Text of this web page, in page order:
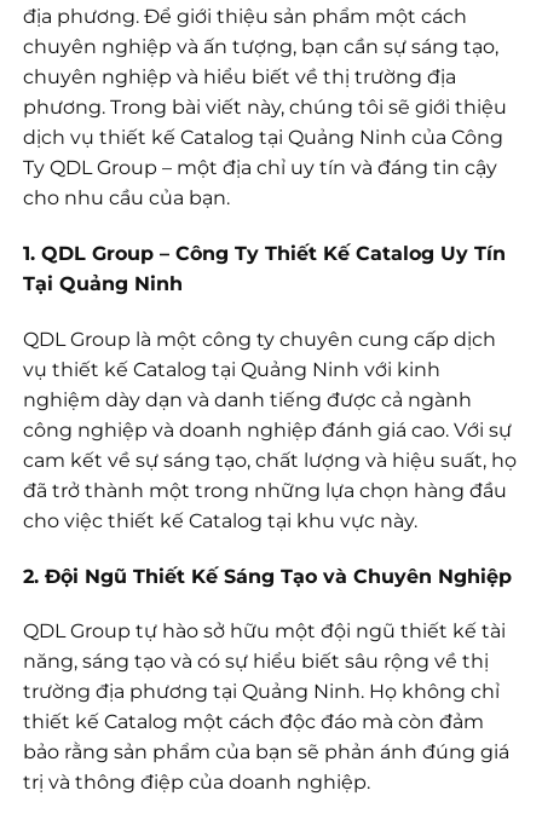
địa phương. Để giới thiệu sản phẩm một cách
chuyên nghiệp và ấn tượng, bạn cần sự sáng tạo,
chuyên nghiệp và hiểu biết về thị trường địa
phương. Trong bài viết này, chúng tôi sẽ giới thiệu
dịch vụ thiết kế Catalog tại Quảng Ninh của Công
Ty QDL Group – một địa chỉ uy tín và đáng tin cậy
cho nhu cầu của bạn.
1. QDL Group – Công Ty Thiết Kế Catalog Uy Tín
Tại Quảng Ninh
QDL Group là một công ty chuyên cung cấp dịch
vụ thiết kế Catalog tại Quảng Ninh với kinh
nghiệm dày dạn và danh tiếng được cả ngành
công nghiệp và doanh nghiệp đánh giá cao. Với sự
cam kết về sự sáng tạo, chất lượng và hiệu suất, họ
đã trở thành một trong những lựa chọn hàng đầu
cho việc thiết kế Catalog tại khu vực này.
2. Đội Ngũ Thiết Kế Sáng Tạo và Chuyên Nghiệp
QDL Group tự hào sở hữu một đội ngũ thiết kế tài
năng, sáng tạo và có sự hiểu biết sâu rộng về thị
trường địa phương tại Quảng Ninh. Họ không chỉ
thiết kế Catalog một cách độc đáo mà còn đảm
bảo rằng sản phẩm của bạn sẽ phản ánh đúng giá
trị và thông điệp của doanh nghiệp.